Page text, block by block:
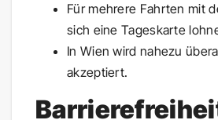
Für mehrere Fahrten mit
sich eine Tageskarte
In Wien wird nahezu
akzeptiert.